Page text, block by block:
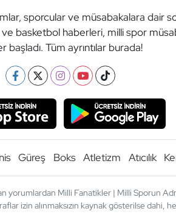
sporcular ve müsabakalara dair
basketbol haberleri, milli spor
başladı. Tüm ayrıntılar burada!
Güreş Boks Atletizm Atıcılık
yorumlardan Milli Fanatikler | Milli Sporun
izin alınmaksızın kaynak gösterilse dahi,